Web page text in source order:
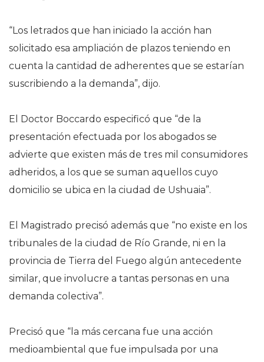
“Los letrados que han iniciado la acción han
solicitado esa ampliación de plazos teniendo en
cuenta la cantidad de adherentes que se estarían
suscribiendo a la demanda”, dijo.
El Doctor Boccardo especificó que “de la
presentación efectuada por los abogados se
advierte que existen más de tres mil consumidores
adheridos, a los que se suman aquellos cuyo
domicilio se ubica en la ciudad de Ushuaia”.
El Magistrado precisó además que “no existe en los
tribunales de la ciudad de Río Grande, ni en la
provincia de Tierra del Fuego algún antecedente
similar, que involucre a tantas personas en una
demanda colectiva”.
Precisó que “la más cercana fue una acción
medioambiental que fue impulsada por una